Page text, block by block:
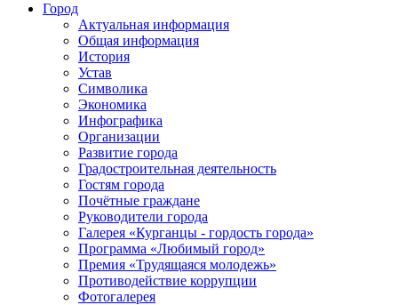
Город
Актуальная информация
Общая информация
История
Устав
Символика
Экономика
Инфографика
Организации
Развитие города
Градостроительная деятельность
Гостям города
Почётные граждане
Руководители города
Галерея «Курганцы - гордость города»
Программа «Любимый город»
Премия «Трудящаяся молодежь»
Противодействие коррупции
Фотогалерея